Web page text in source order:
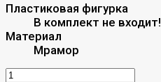
Пластиковая фигурка
В комплект не входит!
Материал
Мрамор